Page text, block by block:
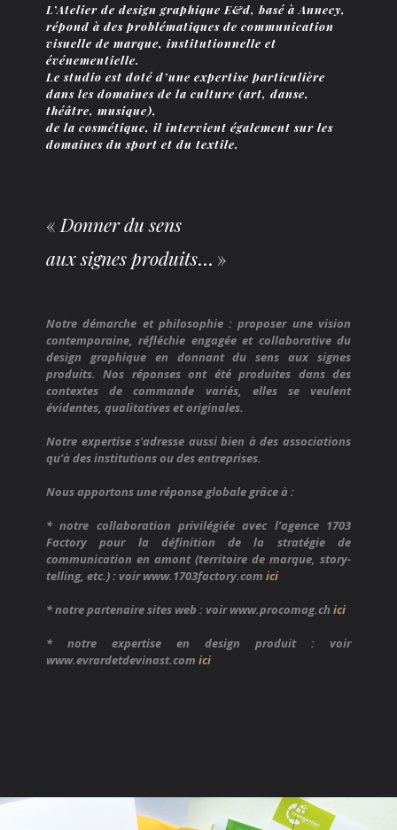
L’Atelier de design graphique E&d, basé à Annecy,
répond à des problématiques de communication
visuelle de marque, institutionnelle et
événementielle.
Le studio est doté d’une expertise particulière
dans les domaines de la culture (art, danse,
théâtre, musique),
de la cosmétique, il intervient également sur les
domaines du sport et du textile.
« Donner du sens
aux signes produits… »
Notre démarche et philosophie : proposer une vision
contemporaine, réfléchie engagée et collaborative du
design graphique en donnant du sens aux signes
produits. Nos réponses ont été produites dans des
contextes de commande variés, elles se veulent
évidentes, qualitatives et originales.
Notre expertise s'adresse aussi bien à des associations
qu’à des institutions ou des entreprises.
Nous apportons une réponse globale grâce à :
* notre collaboration privilégiée avec l’agence 1703
Factory pour la définition de la stratégie de
communication en amont (territoire de marque, story-
telling, etc.) : voirwww.1703factory.com ici
* notre partenaire sites web : voirwww.procomag.ch ici
* notre expertise en design produit : voir
www.evrardetdevinast.com ici
L’Atelier de design graphique E&d, basé à Annecy,
répond à des problématiques de communication
visuelle de marque, institutionnelle et
événementielle.
Le studio est doté d’une expertise particulière
dans les domaines de la culture (art, danse,
théâtre, musique),
de la cosmétique, il intervient également sur les
domaines du sport et du textile.
« Donner du sens
aux signes produits… »
Notre démarche et philosophie :proposer une vision
contemporaine, réfléchie engagée et collaborative du
design graphique en donnant du sens aux signes
produits. Nos réponses ont été produites dans des
contextes de commande variés, elles se veulent
évidentes, qualitatives et originales.
Notre expertise s'adresse aussi bien à des associations
qu’à des institutions ou des entreprises.
Nous apportons une réponse globale grâce à :
* notre collaboration privilégiée avec l’agence 1703
Factory pour la définition de la stratégie de
communication en amont (territoire de marque, story-
telling, etc.) : voirwww.1703factory.com ici
* notre partenaire sites web : voirwww.procomag.ch ici
* notre expertise en design produit : voir
www.evrardetdevinast.com ici